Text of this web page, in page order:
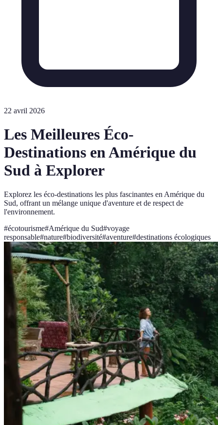
22 avril 2026
Les Meilleures Éco-
Destinations en Amérique du
Sud à Explorer
Explorez les éco-destinations les plus fascinantes en Amérique du
Sud, offrant un mélange unique d'aventure et de respect de
l'environnement.
#écotourisme#Amérique du Sud#voyage
responsable#nature#biodiversité#aventure#destinations écologiques